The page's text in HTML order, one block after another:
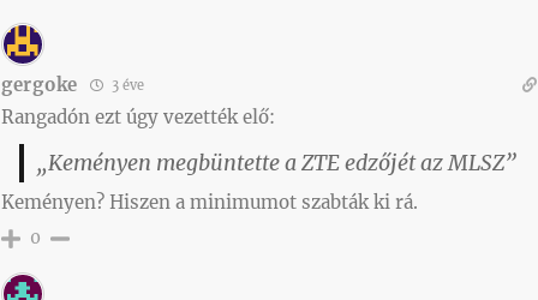
gergoke 3 éve
Rangadón ezt úgy vezették elő:
„Keményen megbüntette a ZTE edzőjét az MLSZ”
Keményen? Hiszen a minimumot szabták ki rá.
0